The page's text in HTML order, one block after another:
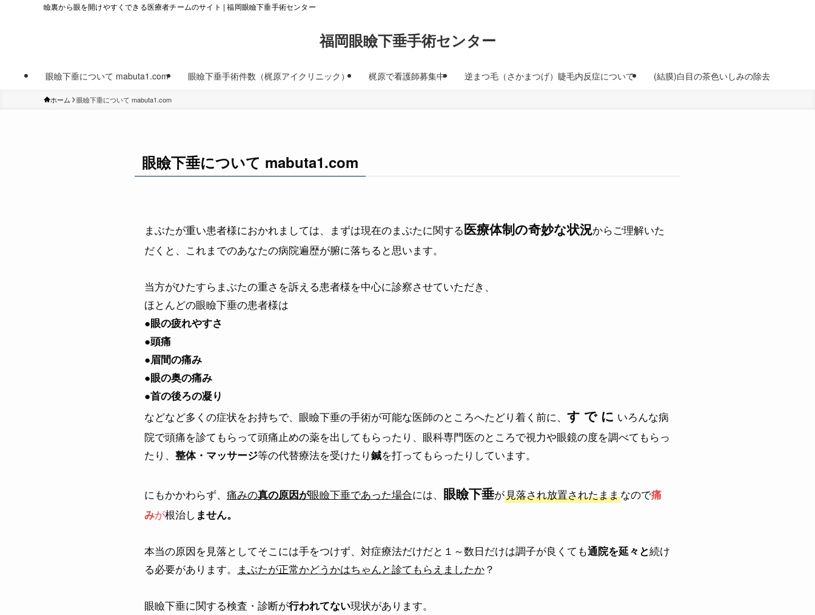
瞼裏から眼を開けやすくできる医療者チームのサイト | 福岡眼瞼下垂手術センター
福岡眼瞼下垂手術センター
眼瞼下垂について mabuta1.com 眼瞼下垂手術件数（梶原アイクリニック） 梶原で看護師募集中 逆まつ毛（さかまつげ）睫毛内反症について (結膜)白目の茶色いしみの除去
ホーム 眼瞼下垂について mabuta1.com
眼瞼下垂について mabuta1.com
まぶたが重い患者様におかれましては、まずは現在のまぶたに関する医療体制の奇妙な状況からご理解いた
だくと、これまでのあなたの病院遍歴が腑に落ちると思います。
当方がひたすらまぶたの重さを訴える患者様を中心に診察させていただき、
ほとんどの眼瞼下垂の患者様は
●眼の疲れやすさ
●頭痛
●眉間の痛み
●眼の奥の痛み
●首の後ろの凝り
などなど多くの症状をお持ちで、眼瞼下垂の手術が可能な医師のところへたどり着く前に、 す で に いろんな病
院で頭痛を診てもらって頭痛止めの薬を出してもらったり、眼科専門医のところで視力や眼鏡の度を調べてもらっ
たり、 整体・マッサージ等の代替療法を受けたり鍼を打ってもらったりしています。
にもかかわらず、 痛みの真の原因が眼瞼下垂であった場合には、 眼瞼下垂が見落され放置されたままなので痛
みが根治し ません。
本当の原因を見落としてそこには手をつけず、対症療法だけだと１～数日だけは調子が良くても通院を延々と続け
る必要があります。 まぶたが正常かどうかはちゃんと診てもらえましたか？
眼瞼下垂に関する検査・診断が行われてない現状があります。